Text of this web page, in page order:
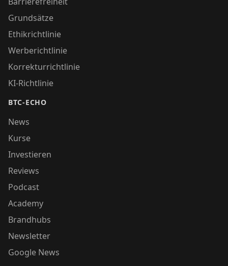
Grundsätze
Ethikrichtlinie
Werberichtlinie
Korrekturrichtlinie
KI-Richtlinie
BTC-ECHO
News
Kurse
Investieren
Reviews
Podcast
Academy
Brandhubs
Newsletter
Google News